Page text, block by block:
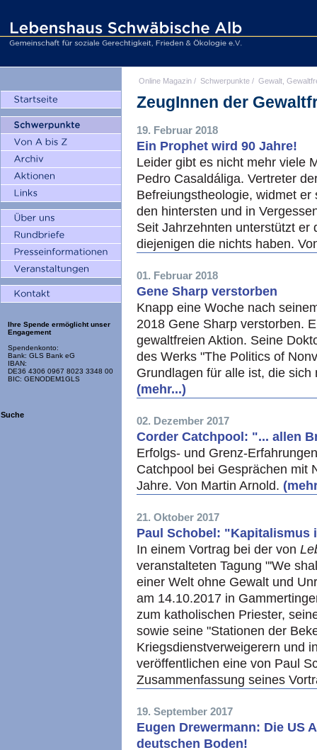
Ihre Spende ermöglicht unser
Engagement
Spendenkonto:
Bank: GLS Bank eG
IBAN:
DE36 4306 0967 8023 3348 00
BIC: GENODEM1GLS
Suche
Online Magazin / Schwerpunkte / Gewalt,
ZeugInnen der
19. Februar 2018
Ein Prophet wird 90 Jahre!
Leider gibt es nicht mehr viele
Pedro Casaldáliga. Vertreter
Befreiungstheologie, widmet
den hintersten und in
Seit Jahrzehnten unterstützt er
diejenigen die nichts haben.
01. Februar 2018
Gene Sharp verstorben
Knapp eine Woche nach
2018 Gene Sharp verstorben.
gewaltfreien Aktion. Seine
des Werks "The Politics of
Grundlagen für alle ist, die
(mehr...)
02. Dezember 2017
Corder Catchpool: "... allen
Erfolgs- und Grenz-
Catchpool bei Gesprächen mit
Jahre. Von Martin Arnold.
21. Oktober 2017
Paul Schobel: "Kapitalismus
In einem Vortrag bei der von
veranstalteten Tagung "'We
einer Welt ohne Gewalt und
am 14.10.2017 in
zum katholischen Priester,
sowie seine "Stationen der
Kriegsdienstverweigerern und
veröffentlichen eine von Paul
Zusammenfassung seines
19. September 2017
Eugen Drewermann: Die US
deutschen Boden!